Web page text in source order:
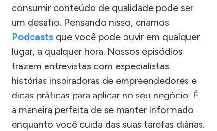
consumir conteúdo de qualidade pode ser
um desafio. Pensando nisso, criamos
Podcasts que você pode ouvir em qualquer
lugar, a qualquer hora. Nossos episódios
trazem entrevistas com especialistas,
histórias inspiradoras de empreendedores e
dicas práticas para aplicar no seu negócio. É
a maneira perfeita de se manter informado
enquanto você cuida das suas tarefas diárias.